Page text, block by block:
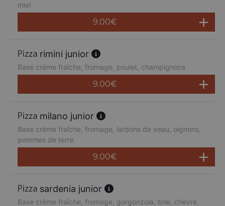
miel
9.00€
rimini junior
Base crème fraîche, fromage, poulet, champignons
9.00€
milano junior
Base crème fraîche, fromage, lardons de veau, oignons,
pommes de terre
9.00€
sardenia junior
Base crème fraîche, fromage, gorgonzola, brie, chèvre,